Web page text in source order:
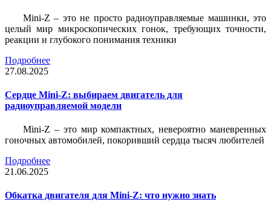
Mini-Z – это не просто радиоуправляемые машинки, это
целый мир микроскопических гонок, требующих точности,
реакции и глубокого понимания техники
Подробнее
27.08.2025
Сердце Mini-Z: выбираем двигатель для
радиоуправляемой модели
Mini-Z – это мир компактных, невероятно маневренных
гоночных автомобилей, покоривший сердца тысяч любителей
Подробнее
21.06.2025
Обкатка двигателя для Mini-Z: что нужно знать